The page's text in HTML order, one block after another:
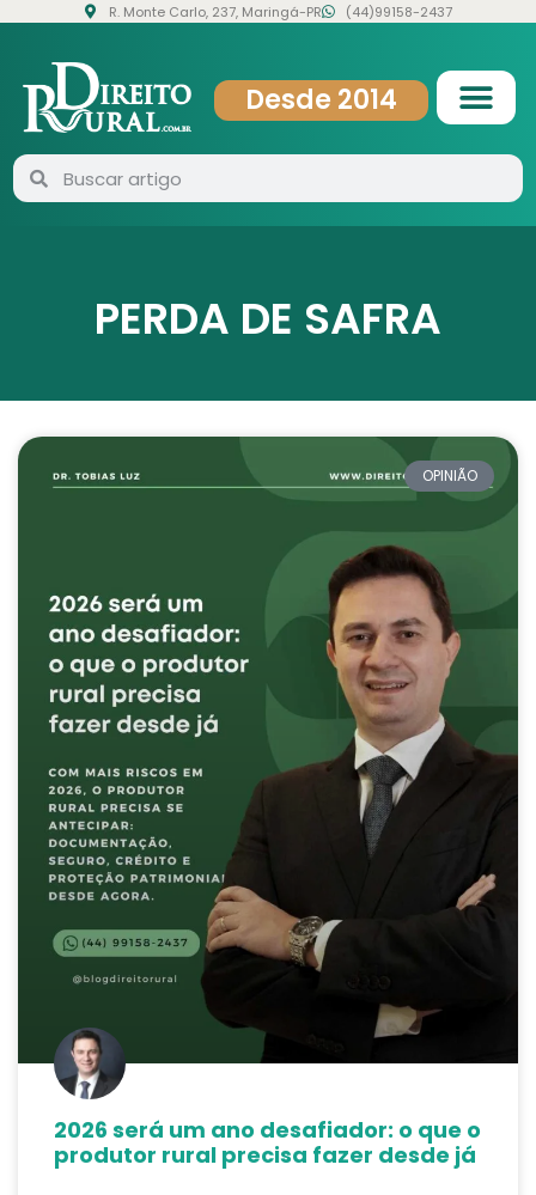
R. Monte Carlo, 237, Maringá-PR (44)99158-2437
Desde 2014
PERDA DE SAFRA
OPINIÃO
2026 será um ano desafiador: o que o
produtor rural precisa fazer desde já